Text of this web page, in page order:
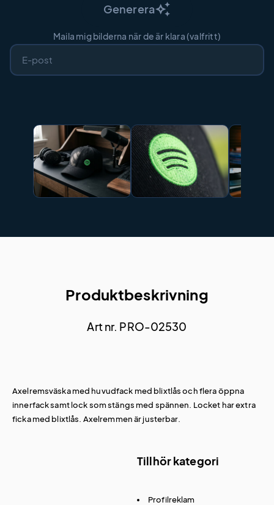
Genereraauto_awesome
Maila mig bilderna när de är klara (valfritt)
Produktbeskrivning
Art nr. PRO-02530
Axelremsväska med huvudfack med blixtlås och flera öppna
innerfack samt lock som stängs med spännen. Locket har extra
ficka med blixtlås. Axelremmen är justerbar.
Tillhör kategori
Profilreklam